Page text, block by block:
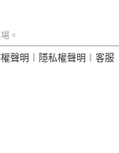
。
聲明 隱私權聲明 客服